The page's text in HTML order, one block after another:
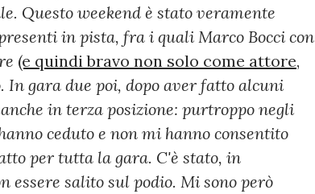
Questo weekend è stato veramente
in pista, fra i quali Marco Bocci con
(e quindi bravo non solo come attore,
In gara due poi, dopo aver fatto alcuni
in terza posizione: purtroppo negli
ceduto e non mi hanno consentito
per tutta la gara. C'è stato, in
salito sul podio. Mi sono però